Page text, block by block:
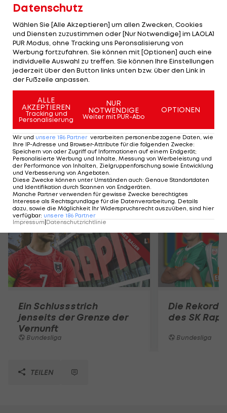
erzielte zwei Tore und lieferte einen Assist.
Djuric wurde in der Salzburger Akademie
ausgebildet, spielte danach für denFC Liefering
Grödig, Wiener Neustadt und eben Austria
Lustenau.
Highlights: Nach frühem Rückstand:
Austria Salzburg schießt die Vienna ab
Fußball - ADMIRAL 2. Liga
den FAC
Mehr zum Thema
Ein Schlussstrich
jenseits der Grenze der
Vernunft
Bundesliga
Die Rekord-
des SK
Bundesliga
TEILEN
Datenschutz
Wählen Sie [Alle Akzeptieren] um allen Zwecken, Cookies
und Diensten zuzustimmen oder [Nur Notwendige] im LAOLA1
PUR Modus, ohne Tracking uns Peronsalisierung von
Werbung fortzufahren. Sie können mit [Optionen] auch eine
individuelle Auswahl zu treffen. Sie können Ihre Einstellungen
jederzeit über den Button links unten bzw. über den Link in
der Fußzeile anpassen.
ALLE
AKZEPTIEREN
Tracking und
Personalisierung
NUR
NOTWENDIGE
Weiter mit PUR-Abo
OPTIONEN
Wir und unsere 186 Partner verarbeiten personenbezogene Daten, wie
Ihre IP-Adresse und Browser-Attribute für die folgenden Zwecke:
Speichern von oder Zugriff auf Informationen auf einem Endgerät;
Personalisierte Werbung und Inhalte, Messung von Werbeleistung und
der Performance von Inhalten, Zielgruppenforschung sowie Entwicklung
und Verbesserung von Angeboten
Diese Zwecke können unter Umständen auch: Genaue Standortdaten
und Identifikation durch Scannen von Endgeräten
Manche Partner verwenden für gewisse Zwecke berechtigtes
Interesse als Rechtsgrundlage für die Datenverarbeitung. Details
dazu, sowie die Möglichkeit Ihr Widerspruchsrecht auszuüben, sind hier
verfügbar: unsere 186 Partner
Impressum|Datenschutzrichtlinie